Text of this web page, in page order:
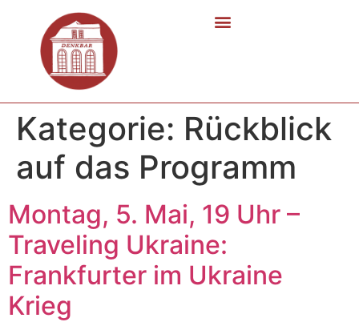
Kategorie: Rückblick
auf das Programm
Montag, 5. Mai, 19 Uhr –
Traveling Ukraine:
Frankfurter im Ukraine
Krieg